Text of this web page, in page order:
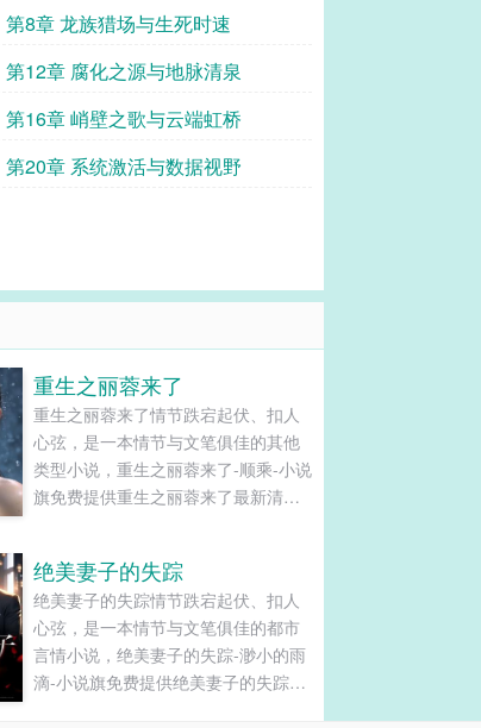
第8章 龙族猎场与生死时速
第12章 腐化之源与地脉清泉
第16章 峭壁之歌与云端虹桥
第20章 系统激活与数据视野
重生之丽蓉来了
重生之丽蓉来了情节跌宕起伏、扣人
心弦，是一本情节与文笔俱佳的其他
类型小说，重生之丽蓉来了-顺乘-小说
旗免费提供重生之丽蓉来了最新清爽
绝美妻子的失踪
绝美妻子的失踪情节跌宕起伏、扣人
心弦，是一本情节与文笔俱佳的都市
言情小说，绝美妻子的失踪-渺小的雨
滴-小说旗免费提供绝美妻子的失踪最